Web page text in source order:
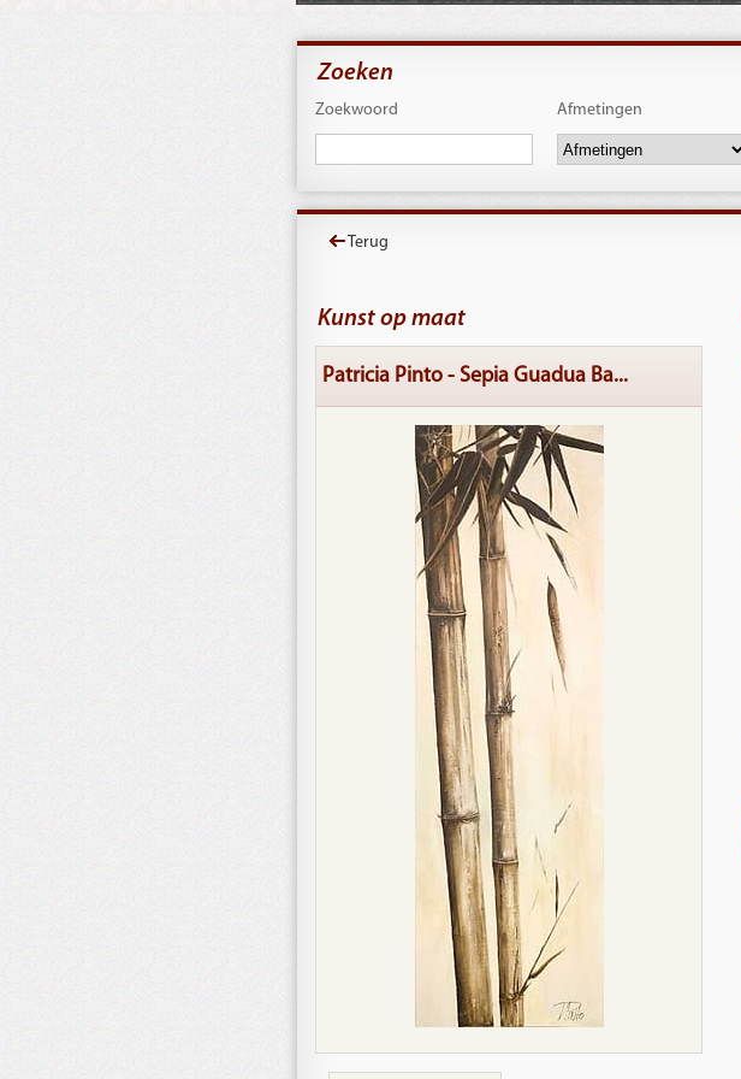
Zoeken
Zoekwoord Afmetingen
Terug
Kunst op maat
Patricia Pinto - Sepia Guadua Ba...